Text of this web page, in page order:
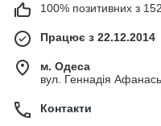
100% позитивних з
Працює з 22.12.2014
м. Одеса
вул. Геннадія
Контакти